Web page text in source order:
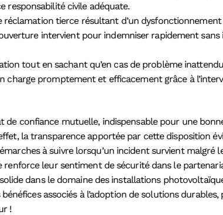
responsabilité civile adéquate.
tierce résultant d’un
intervient pour indemniser rapidement
tout en sachant qu’en cas de problème
promptement et efficacement grâce à
confiance mutuelle, indispensable pour une
la transparence apportée par cette disposition
à suivre lorsqu’un incident survient malgré
renforce leur sentiment de sécurité dans le
dans le domaine des installations
associés à l’adoption de solutions
!